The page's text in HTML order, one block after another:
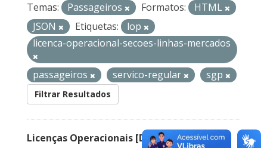
Temas:
Passageiros Formatos:
HTML
JSON
Etiquetas:
lop
licenca-operacional-secoes-linhas-mercados
passageiros servico-regular sgp
Filtrar Resultados
Licenças Operacionais [Descontinuado]